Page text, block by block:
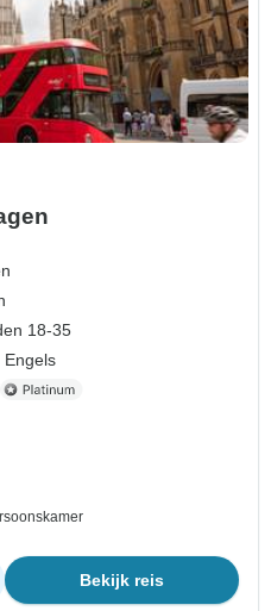
18-35
Engels
Bekijk reis